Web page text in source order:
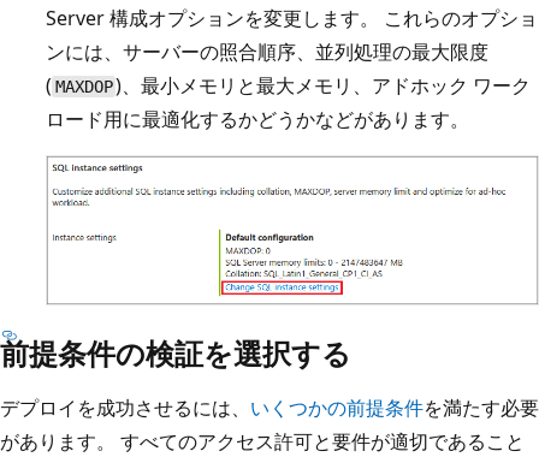
Server 構成オプションを変更します。 これらのオプショ
ンには、サーバーの照合順序、並列処理の最大限度
( MAXDOP)、最小メモリと最大メモリ、アドホック ワーク
ロード用に最適化するかどうかなどがあります。
前提条件の検証を選択する
デプロイを成功させるには、 いくつかの前提条件を満たす必要
があります。 すべてのアクセス許可と要件が適切であること